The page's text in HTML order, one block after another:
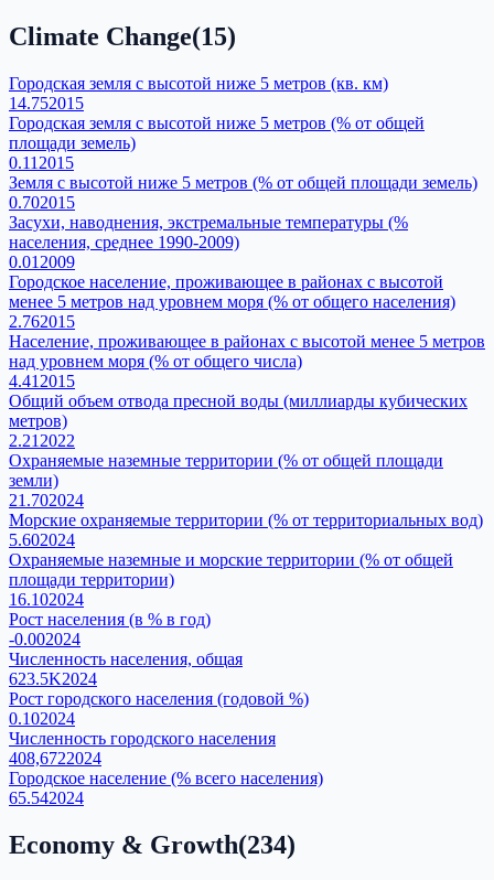
Climate Change(15)
Городская земля с высотой ниже 5 метров (кв. км)
14.752015
Городская земля с высотой ниже 5 метров (% от общей
площади земель)
0.11 2015
Земля с высотой ниже 5 метров (% от общей площади земель)
0.702015
Засухи, наводнения, экстремальные температуры (%
населения, среднее 1990-2009)
0.01 2009
Городское население, проживающее в районах с высотой
менее 5 метров над уровнем моря (% от общего населения)
2.762015
Население, проживающее в районах с высотой менее 5 метров
над уровнем моря (% от общего числа)
4.41 2015
Общий объем отвода пресной воды (миллиарды кубических
метров)
2.21 2022
Охраняемые наземные территории (% от общей площади
земли)
21.702024
Морские охраняемые территории (% от территориальных вод)
5.602024
Охраняемые наземные и морские территории (% от общей
площади территории)
16.102024
Рост населения (в % в год)
-0.002024
Численность населения, общая
623.5K2024
Рост городского населения (годовой %)
0.102024
Численность городского населения
408,6722024
Городское население (% всего населения)
65.542024
Economy & Growth(234)